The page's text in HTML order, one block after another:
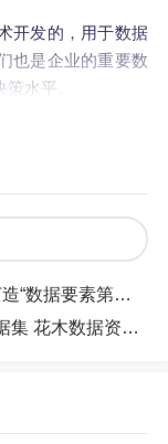
开发的，用于数据
也是企业的重要数
水平。
如设备运行状态、
备维护和故障预警
据要素第一城”
数据资产入表案例